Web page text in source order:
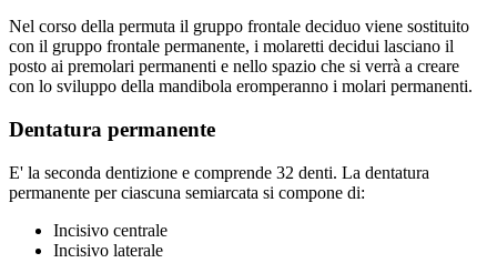
Nel corso della permuta il gruppo frontale deciduo viene sostituito
con il gruppo frontale permanente, i molaretti decidui lasciano il
posto ai premolari permanenti e nello spazio che si verrà a creare
con lo sviluppo della mandibola eromperanno i molari permanenti.
Dentatura permanente
E' la seconda dentizione e comprende 32 denti. La dentatura
permanente per ciascuna semiarcata si compone di:
Incisivo centrale
Incisivo laterale